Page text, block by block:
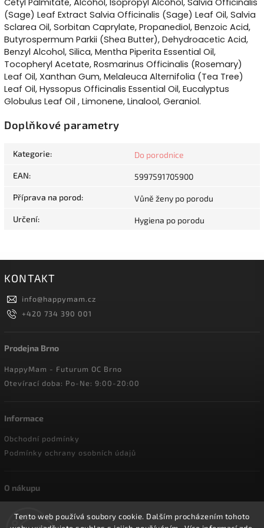
Tento web používá soubory cookie. Dalším procházením tohoto
Cetyl Palmitate, Alcohol, Isopropyl Alcohol, Salvia Officinalis
(Sage) Leaf Extract Salvia Officinalis (Sage) Leaf Oil, Salvia
Sclarea Oil, Sorbitan Caprylate, Propanediol, Benzoic Acid,
Butyrospermum Parkii (Shea Butter), Dehydroacetic Acid,
Benzyl Alcohol, Silica, Mentha Piperita Essential Oil,
Tocopheryl Acetate, Rosmarinus Officinalis (Rosemary)
Leaf Oil, Xanthan Gum, Melaleuca Alternifolia (Tea Tree)
Leaf Oil, Hyssopus Officinalis Essential Oil, Eucalyptus
Globulus Leaf Oil , Limonene, Linalool, Geraniol.
Doplňkové parametry
Kategorie: Do porodnice
EAN: 5997591705900
Příprava na porod: Vůně ženy po porodu
Určení: Hygiena po porodu
KONTAKT
info@happymam.cz
+420 734 390 001
Prodejna Brno
HappyMam - Futurum OC Brno
Otevírací doba: Po-Ne: 9:00-20:00
Informace
Obchodní podmínky
Podmínky ochrany osobních údajů
O nákupu
Reklamace a vrácení zboží